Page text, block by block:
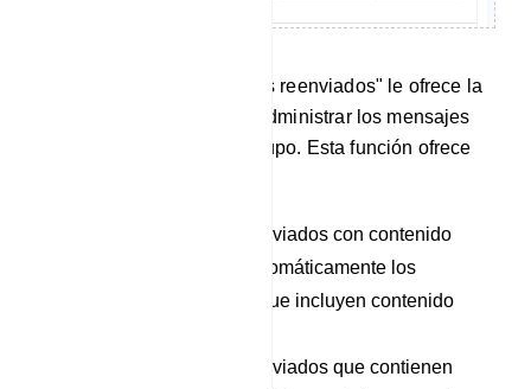
La función "Filtrar mensajes reenviados" le ofrece la
posibilidad de controlar y administrar los mensajes
reenviados dentro de su grupo. Esta función ofrece
Eliminar mensajes reenviados con contenido
multimedia: elimina automáticamente los
mensajes reenviados que incluyen contenido
Eliminar mensajes reenviados que contienen